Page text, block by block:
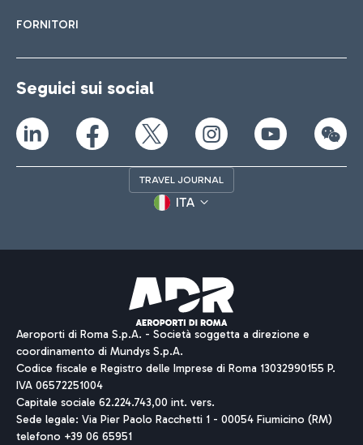
FORNITORI
Seguici sui social
TRAVEL JOURNAL
ITA
Aeroporti di Roma S.p.A. - Società soggetta a direzione e
coordinamento di Mundys S.p.A.
Codice fiscale e Registro delle Imprese di Roma 13032990155 P.
IVA 06572251004
Capitale sociale 62.224.743,00 int. vers.
Sede legale: Via Pier Paolo Racchetti 1 - 00054 Fiumicino (RM)
telefono +39 06 65951